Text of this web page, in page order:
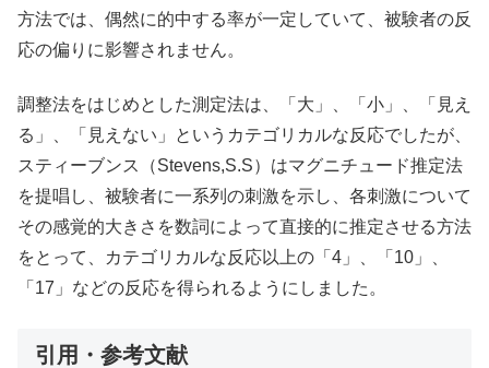
方法では、偶然に的中する率が一定していて、被験者の反
応の偏りに影響されません。
調整法をはじめとした測定法は、「大」、「小」、「見え
る」、「見えない」というカテゴリカルな反応でしたが、
スティーブンス（Stevens,S.S）はマグニチュード推定法
を提唱し、被験者に一系列の刺激を示し、各刺激について
その感覚的大きさを数詞によって直接的に推定させる方法
をとって、カテゴリカルな反応以上の「4」、「10」、
「17」などの反応を得られるようにしました。
引用・参考文献